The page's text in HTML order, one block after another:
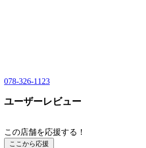
078-326-1123
ユーザーレビュー
この店舗を応援する！
ここから応援